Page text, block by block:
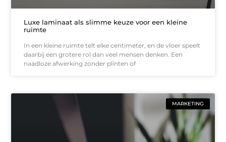
Luxe laminaat als slimme keuze voor een kleine
ruimte
In een kleine ruimte telt elke centimeter, en de vloer speelt
daarbij een grotere rol dan veel mensen denken. Een
naadloze afwerking zonder plinten of
MARKETING